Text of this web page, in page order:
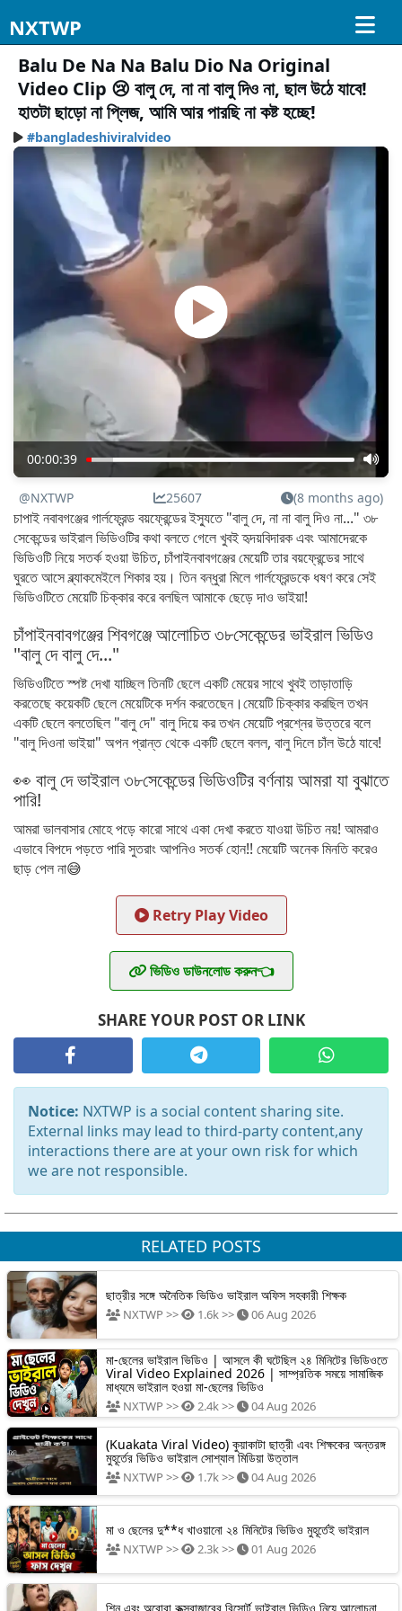
NXTWP
Balu De Na Na Balu Dio Na Original
Video Clip 😢 বালু দে, না না বালু দিও না, ছাল উঠে যাবে!
হাতটা ছাড়ো না প্লিজ, আমি আর পারছি না কষ্ট হচ্ছে!
#bangladeshiviralvideo
00:00:39
@NXTWP 25607 (8 months ago)
চাপাই নবাবগঞ্জের গার্লফ্রেন্ড বয়ফ্রেন্ডের ইস্যুতে "বালু দে, না না বালু দিও না..." ৩৮
সেকেন্ডের ভাইরাল ভিডিওটির কথা বলতে গেলে খুবই হৃদয়বিদারক এবং আমাদেরকে
ভিডিওটি নিয়ে সতর্ক হওয়া উচিত, চাঁপাইনবাবগঞ্জের মেয়েটি তার বয়ফ্রেন্ডের সাথে
ঘুরতে আসে ব্ল্যাকমেইলে শিকার হয়। তিন বন্ধুরা মিলে গার্লফ্রেন্ডকে ধষণ করে সেই
ভিডিওটিতে মেয়েটি চিক্কার করে বলছিল আমাকে ছেড়ে দাও ভাইয়া!
চাঁপাইনবাবগঞ্জের শিবগঞ্জে আলোচিত ৩৮সেকেন্ডের ভাইরাল ভিডিও
"বালু দে বালু দে..."
ভিডিওটিতে স্পষ্ট দেখা যাচ্ছিল তিনটি ছেলে একটি মেয়ের সাথে খুবই তাড়াতাড়ি
করতেছে কয়েকটি ছেলে মেয়েটিকে দর্শন করতেছেন।মেয়েটি চিক্কার করছিল তখন
একটি ছেলে বলতেছিল "বালু দে" বালু দিয়ে কর তখন মেয়েটি প্রশ্নের উত্তরে বলে
"বালু দিওনা ভাইয়া" অপন প্রান্ত থেকে একটি ছেলে বলল, বালু দিলে চাঁল উঠে যাবে!
👀 বালু দে ভাইরাল ৩৮সেকেন্ডের ভিডিওটির বর্ণনায় আমরা যা বুঝাতে
পারি!
আমরা ভালবাসার মোহে পড়ে কারো সাথে একা দেখা করতে যাওয়া উচিত নয়! আমরাও
এভাবে বিপদে পড়তে পারি সুতরাং আপনিও সতর্ক হোন!! মেয়েটি অনেক মিনতি করেও
ছাড় পেল না😅
Retry Play Video
ভিডিও ডাউনলোড করুন👈
SHARE YOUR POST OR LINK
Notice: NXTWP is a social content sharing site.
External links may lead to third-party content,any
interactions there are at your own risk for which
we are not responsible.
RELATED POSTS
ছাত্রীর সঙ্গে অনৈতিক ভিডিও ভাইরাল অফিস সহকারী শিক্ষক
NXTWP >> 1.6k >> 06 Aug 2026
মা-ছেলের ভাইরাল ভিডিও | আসলে কী ঘটেছিল ২৪ মিনিটের ভিডিওতে
Viral Video Explained 2026 | সাম্প্রতিক সময়ে সামাজিক
মাধ্যমে ভাইরাল হওয়া মা-ছেলের ভিডিও
NXTWP >> 2.4k >> 04 Aug 2026
(Kuakata Viral Video) কুয়াকাটা ছাত্রী এবং শিক্ষকের অন্তরঙ্গ
মুহূর্তের ভিডিও ভাইরাল সোশ্যাল মিডিয়া উত্তাল
NXTWP >> 1.7k >> 04 Aug 2026
মা ও ছেলের দু**ধ খাওয়ানো ২৪ মিনিটের ভিডিও মুহূর্তেই ভাইরাল
NXTWP >> 2.3k >> 01 Aug 2026